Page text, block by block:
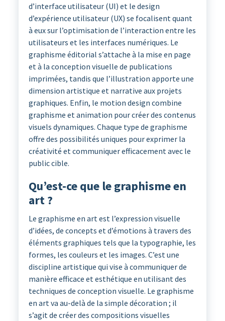
d’interface utilisateur (UI) et le design
d’expérience utilisateur (UX) se focalisent quant
à eux sur l’optimisation de l’interaction entre les
utilisateurs et les interfaces numériques. Le
graphisme éditorial s’attache à la mise en page
et à la conception visuelle de publications
imprimées, tandis que l’illustration apporte une
dimension artistique et narrative aux projets
graphiques. Enfin, le motion design combine
graphisme et animation pour créer des contenus
visuels dynamiques. Chaque type de graphisme
offre des possibilités uniques pour exprimer la
créativité et communiquer efficacement avec le
public cible.
Qu’est-ce que le graphisme en
art ?
Le graphisme en art est l’expression visuelle
d’idées, de concepts et d’émotions à travers des
éléments graphiques tels que la typographie, les
formes, les couleurs et les images. C’est une
discipline artistique qui vise à communiquer de
manière efficace et esthétique en utilisant des
techniques de conception visuelle. Le graphisme
en art va au-delà de la simple décoration ; il
s’agit de créer des compositions visuelles